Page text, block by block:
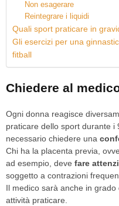
Non esagerare
Reintegrare i liquidi
Quali sport praticare in
Gli esercizi per una
fitball
Chiedere al
Ogni donna reagisce
praticare dello sport durante i
necessario chiedere una
Chi ha la placenta previa,
ad esempio, deve fare
soggetto a contrazioni
Il medico sarà anche in
attività praticare.